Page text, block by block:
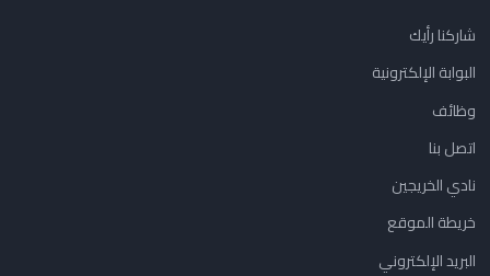
شاركنا رأيك
البوابة الإلكترونية
وظائف
اتصل بنا
نادي الخريجين
خريطة الموقع
البريد الإلكتروني